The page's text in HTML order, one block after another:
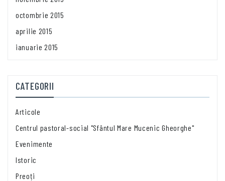
octombrie 2015
aprilie 2015
ianuarie 2015
CATEGORII
Articole
Centrul pastoral-social "Sfântul Mare Mucenic Gheorghe"
Evenimente
Istoric
Preoți